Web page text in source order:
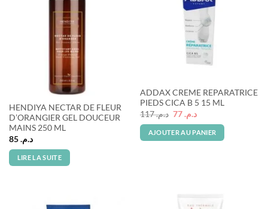
Rupture de stock
HENDIYA NECTAR DE FLEUR
D’ORANGIER GEL DOUCEUR
MAINS 250 ML
د.م.85
LIRE LA SUITE
ADDAX CREME REPARATRICE
PIEDS CICA B 5 15 ML
د.م.117
Le
prix
initial
était :
د.م.77
Le
actuel
est :
AJOUTER AU PANIER